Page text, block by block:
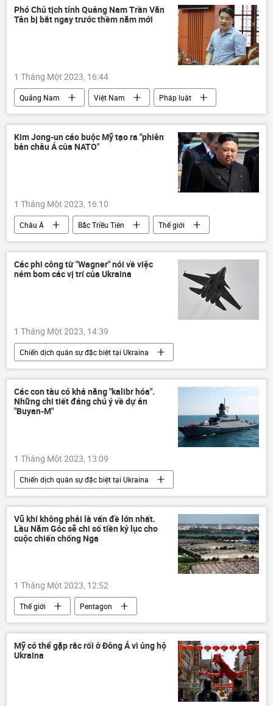
Video từ Ukraina Ukraina
DNR
Sáp nhập DNR, LNR, Zaporozhye và Kherson vào Nga
Vladimir Putin
Phó Chủ tịch tỉnh Quảng Nam Trần Văn
Tân bị bắt ngay trước thềm năm mới
1 Tháng Một 2023, 16:44
Quảng Nam Việt Nam Pháp luật
Kim Jong-un cáo buộc Mỹ tạo ra "phiên
bản châu Á của NATO"
1 Tháng Một 2023, 16:10
Châu Á Bắc Triều Tiên
Thế giới
NATO
Kim Jong-un
vũ khí hạt nhân
Các phi công từ "Wagner" nói về việc
ném bom các vị trí của Ukraina
1 Tháng Một 2023, 14:39
Chiến dịch quân sự đặc biệt tại Ukraina
Quân sự
Nga
xung đột
phi công
Các con tàu có khả năng "kalibr hóa".
Những chi tiết đáng chú ý về dự án
"Buyan-M"
1 Tháng Một 2023, 13:09
Chiến dịch quân sự đặc biệt tại Ukraina
Quan điểm-Ý kiến
chuyên gia
Quân sự
Buyan-M
Nga
Ukraina
Cuộc khủng hoảng ở Ukraina
Vũ khí không phải là vấn đề lớn nhất.
Lầu Năm Góc sẽ chi số tiền kỷ lục cho
cuộc chiến chống Nga
1 Tháng Một 2023, 12:52
Thế giới
Pentagon
Cuộc khủng hoảng ở Ukraina
Nga
Bộ Quốc phòng Hoa Kỳ
Thổ Nhĩ Kỳ
Joe Biden
Mỹ có thể gặp rắc rối ở Đông Á vì ủng hộ
Ukraina